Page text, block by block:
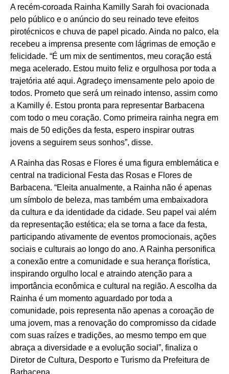
A recém-coroada Rainha Kamilly Sarah foi ovacionada
pelo público e o anúncio do seu reinado teve efeitos
pirotécnicos e chuva de papel picado. Ainda no palco, ela
recebeu a imprensa presente com lágrimas de emoção e
felicidade. “É um mix de sentimentos, meu coração está
mega acelerado. Estou muito feliz e orgulhosa por toda a
trajetória até aqui. Agradeço imensamente pelo apoio de
todos. Prometo que será um reinado intenso, assim como
a Kamilly é. Estou pronta para representar Barbacena
com todo o meu coração. Como primeira rainha negra em
mais de 50 edições da festa, espero inspirar outras
jovens a seguirem seus sonhos”, disse.
A Rainha das Rosas e Flores é uma figura emblemática e
central na tradicional Festa das Rosas e Flores de
Barbacena. “Eleita anualmente, a Rainha não é apenas
um símbolo de beleza, mas também uma embaixadora
da cultura e da identidade da cidade. Seu papel vai além
da representação estética; ela se torna a face da festa,
participando ativamente de eventos promocionais, ações
sociais e culturais ao longo do ano. A Rainha personifica
a conexão entre a comunidade e sua herança florística,
inspirando orgulho local e atraindo atenção para a
importância econômica e cultural na região. A escolha da
Rainha é um momento aguardado por toda a
comunidade, pois representa não apenas a coroação de
uma jovem, mas a renovação do compromisso da cidade
com suas raízes e tradições, ao mesmo tempo em que
abraça a diversidade e a evolução social”, finaliza o
Diretor de Cultura, Desporto e Turismo da Prefeitura de
Barbacena.